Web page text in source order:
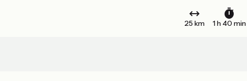
25 km 1 h 40 min